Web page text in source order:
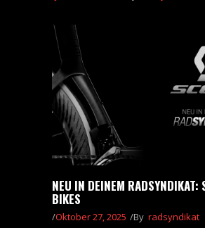
NEU IN DEINEM RADSYNDIKAT:
BIKES
Oktober 27, 2025 By radsyndikat